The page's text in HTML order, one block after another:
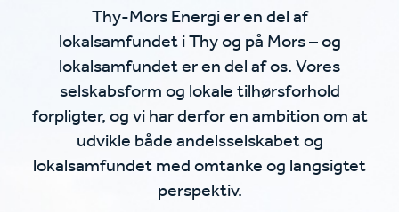
Thy-Mors Energi er en del af
lokalsamfundet i Thy og på Mors – og
lokalsamfundet er en del af os. Vores
selskabsform og lokale tilhørsforhold
forpligter, og vi har derfor en ambition om at
udvikle både andelsselskabet og
lokalsamfundet med omtanke og langsigtet
perspektiv.